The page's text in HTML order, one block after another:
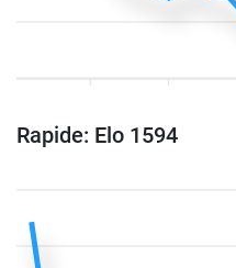
Rapide: Elo 1594